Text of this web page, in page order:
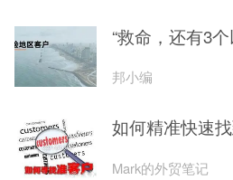
“救命，还有3
邦小编
如何精准快速
Mark的外贸笔记